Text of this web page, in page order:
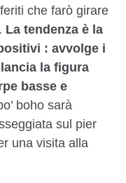
che farò girare
La tendenza è la
: avvolge i
la figura
basse e
boho sarà
sul pier
una visita alla